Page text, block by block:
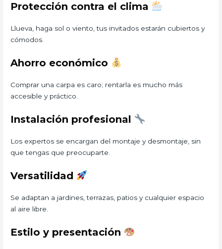
Protección contra el clima
Llueva, haga sol o viento, tus invitados estarán cubiertos y
cómodos.
Ahorro económico
Comprar una carpa es caro; rentarla es mucho más
accesible y práctico.
Instalación profesional
Los expertos se encargan del montaje y desmontaje, sin
que tengas que preocuparte.
Versatilidad
Se adaptan a jardines, terrazas, patios y cualquier espacio
al aire libre.
Estilo y presentación